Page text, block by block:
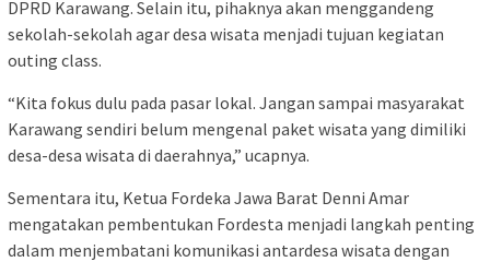
DPRD Karawang. Selain itu, pihaknya akan menggandeng
sekolah-sekolah agar desa wisata menjadi tujuan kegiatan
outing class.
“Kita fokus dulu pada pasar lokal. Jangan sampai masyarakat
Karawang sendiri belum mengenal paket wisata yang dimiliki
desa-desa wisata di daerahnya,” ucapnya.
Sementara itu, Ketua Fordeka Jawa Barat Denni Amar
mengatakan pembentukan Fordesta menjadi langkah penting
dalam menjembatani komunikasi antardesa wisata dengan